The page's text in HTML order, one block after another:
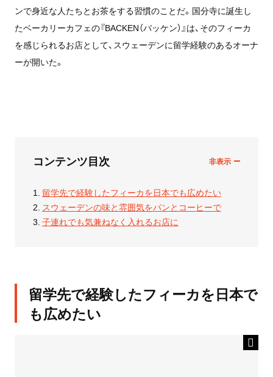
ンで身近な人たちとお茶をする習慣のことだ。国分寺に誕生し
たベーカリーカフェの『BACKEN（バッケン）』は、そのフィーカ
を感じられるお店として、スウェーデンに留学経験のあるオーナ
ーが開いた。
コンテンツ目次
留学先で経験したフィーカを日本でも広めたい
スウェーデンの味と雰囲気をパンとコーヒーで
子連れでも気兼ねなく入れるお店に
留学先で経験したフィーカを日本で
も広めたい